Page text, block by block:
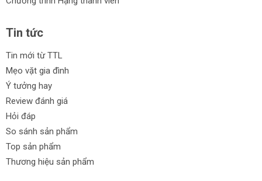
Tin tức
Tin mới từ TTL
Mẹo vặt gia đình
Ý tưởng hay
Review đánh giá
Hỏi đáp
So sánh sản phẩm
Top sản phẩm
Thương hiệu sản phẩm